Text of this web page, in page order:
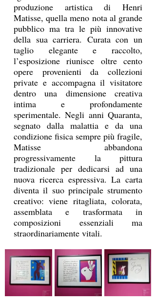
produzione artistica di Henri
Matisse, quella meno nota al grande
pubblico ma tra le più innovative
della sua carriera. Curata con un
taglio elegante e raccolto,
l’esposizione riunisce oltre cento
opere provenienti da collezioni
private e accompagna il visitatore
dentro una dimensione creativa
intima e profondamente
sperimentale. Negli anni Quaranta,
segnato dalla malattia e da una
condizione fisica sempre più fragile,
Matisse abbandona
progressivamente la pittura
tradizionale per dedicarsi ad una
nuova ricerca espressiva. La carta
diventa il suo principale strumento
creativo: viene ritagliata, colorata,
assemblata e trasformata in
composizioni essenziali ma
straordinariamente vitali.